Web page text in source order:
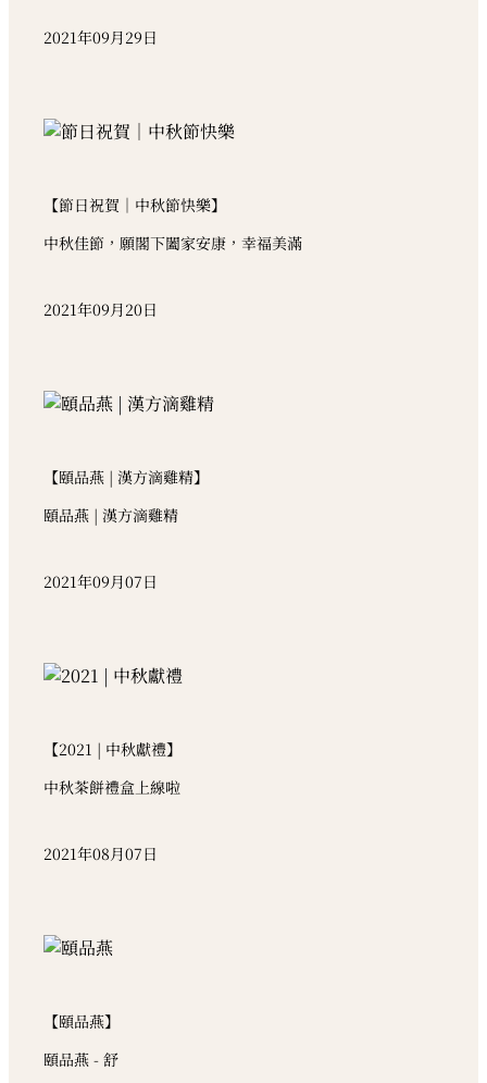
2021年09月29日
【節日祝賀｜中秋節快樂】
中秋佳節，願閣下闔家安康，幸福美滿
2021年09月20日
【頤品燕 | 漢方滴雞精】
頤品燕 | 漢方滴雞精
2021年09月07日
【2021 | 中秋獻禮】
中秋茶餅禮盒上線啦
2021年08月07日
【頤品燕】
頤品燕 - 舒